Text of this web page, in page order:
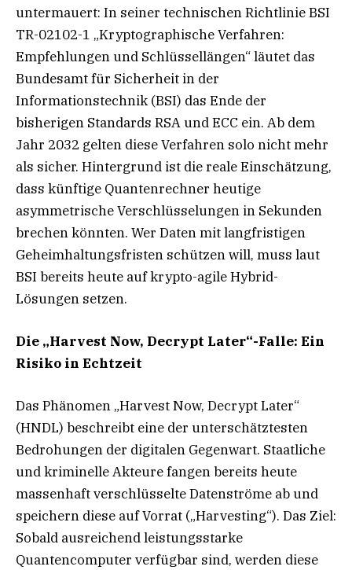
untermauert: In seiner technischen Richtlinie BSI
TR-02102-1 „Kryptographische Verfahren:
Empfehlungen und Schlüssellängen“ läutet das
Bundesamt für Sicherheit in der
Informationstechnik (BSI) das Ende der
bisherigen Standards RSA und ECC ein. Ab dem
Jahr 2032 gelten diese Verfahren solo nicht mehr
als sicher. Hintergrund ist die reale Einschätzung,
dass künftige Quantenrechner heutige
asymmetrische Verschlüsselungen in Sekunden
brechen könnten. Wer Daten mit langfristigen
Geheimhaltungsfristen schützen will, muss laut
BSI bereits heute auf krypto-agile Hybrid-
Lösungen setzen.
Die „Harvest Now, Decrypt Later“-Falle: Ein
Risiko in Echtzeit
Das Phänomen „Harvest Now, Decrypt Later“
(HNDL) beschreibt eine der unterschätztesten
Bedrohungen der digitalen Gegenwart. Staatliche
und kriminelle Akteure fangen bereits heute
massenhaft verschlüsselte Datenströme ab und
speichern diese auf Vorrat („Harvesting“). Das Ziel:
Sobald ausreichend leistungsstarke
Quantencomputer verfügbar sind, werden diese